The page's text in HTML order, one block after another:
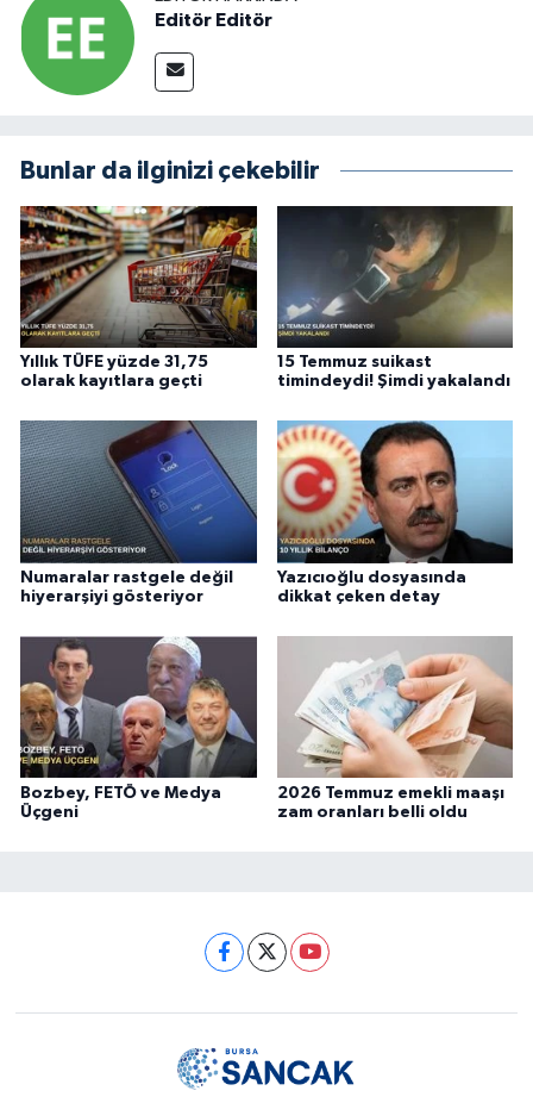
Editör Editör
Bunlar da ilginizi çekebilir
Yıllık TÜFE yüzde 31,75
olarak kayıtlara geçti
15 Temmuz suikast
timindeydi! Şimdi yakalandı
Numaralar rastgele değil
hiyerarşiyi gösteriyor
Yazıcıoğlu dosyasında
dikkat çeken detay
Bozbey, FETÖ ve Medya
Üçgeni
2026 Temmuz emekli maaşı
zam oranları belli oldu